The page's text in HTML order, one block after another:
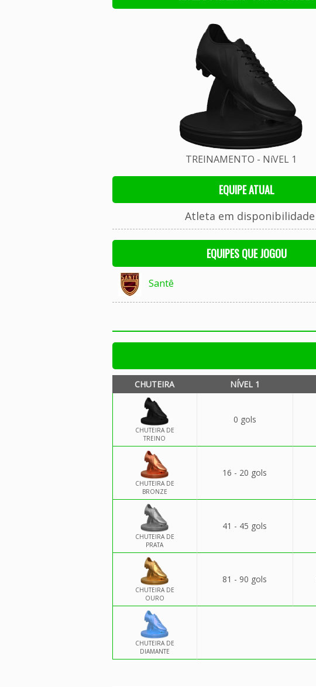
TREINAMENTO - NíVEL 1
EQUIPE ATUAL
Atleta em disponibilidade
EQUIPES QUE JOGOU
Santê
CHUTEIRA NÍVEL 1
CHUTEIRA DE
TREINO
0 gols
CHUTEIRA DE
BRONZE
16 - 20 gols
CHUTEIRA DE
PRATA
41 - 45 gols
CHUTEIRA DE
OURO
81 - 90 gols
CHUTEIRA DE
DIAMANTE